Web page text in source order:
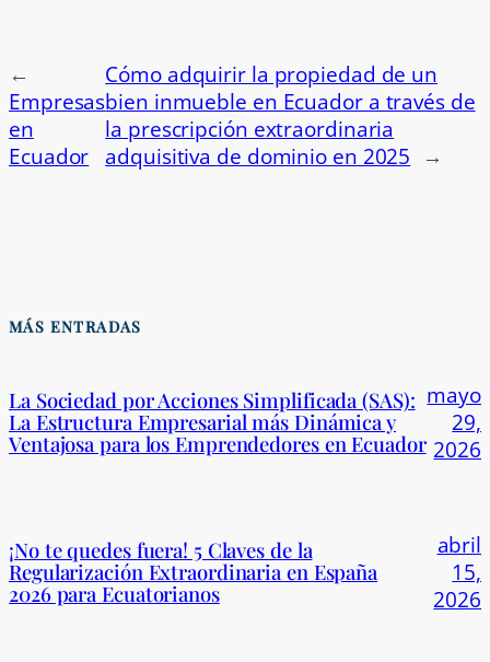
←
Empresas
en
Ecuador
Cómo adquirir la propiedad de un
bien inmueble en Ecuador a través de
la prescripción extraordinaria
adquisitiva de dominio en 2025
→
MÁS ENTRADAS
La Sociedad por Acciones Simplificada (SAS):
La Estructura Empresarial más Dinámica y
Ventajosa para los Emprendedores en Ecuador
mayo
29,
2026
¡No te quedes fuera! 5 Claves de la
Regularización Extraordinaria en España
2026 para Ecuatorianos
abril
15,
2026